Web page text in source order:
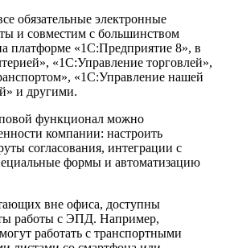
обязательные электронные
и совместим с большинством
платформе «1С:Предприятие 8», в
«1С:Управление торговлей»,
«1С:Управление нашей
и другими.
функционал можно
компании: настроить
согласования, интеграции с
формы и автоматизацию
вне офиса, доступны
работы с ЭПД. Например,
работать с транспортными